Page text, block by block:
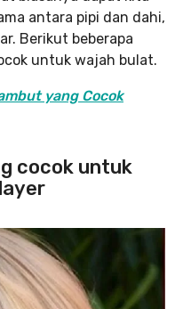
antara pipi dan dahi,
Berikut beberapa
untuk wajah bulat.
yang Cocok
cocok untuk